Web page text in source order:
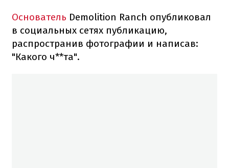
Основатель Demolition Ranch опубликовал
в социальных сетях публикацию,
распространив фотографии и написав:
"Какого ч**та".